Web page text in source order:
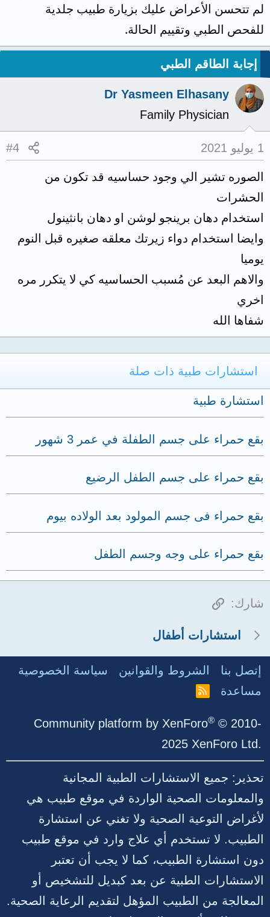
لم تتحسن الأعراض عليك بزيارة طبيب جلدية
للفحص الطبي وتقييم الحالة.
إجابة الطاقم الطبي
Dr Yasmeen Elhasany
Family Physician
1 يوليو 2021 #4
الصوره تشير الي وجود حساسيه قد تكون من
الحشرات
استخدام دهان برينجو لوشن او دهان بانثينول
وايضا استخدام دواء زيرتك معلقه صغيره قبل النوم
يوميا
والاهم البعد عن مُسبب الحساسيه كي لا يتكرر مره
اخري
شفاها الله
استشارات طبية ذات صلة
استشارة طبية
بقع حمراء على جسم الطفلة في عمر 3 شهور
بقع حمراء على جسم الطفل الرضيع
بقع حمراء فى جسم المولود بعد الولاده بيوم
بقع حمراء على وجه وجسم الطفل
شارك: الرابط
استشارات أطفال
إتصل بنا الشروط والقوانين
سياسة الخصوصية
مساعدة
R
Community platform by XenForo® © 2010-
2025 XenForo Ltd.
تحذير: جميع الاستشارات الطبية المجانية
والمعلومات الصحية الواردة في موقع طبيب هي
لأغراض التوعية الصحية ولا تغني عن استشارة
الطبيب. لا تستخدم أي علاج وارد في موقع طبيب
دون استشارة الطبيب، كما لا يجب أن تعتبر
الاستشارات الطبية عن بعد كبديل للتشخيص أو
المعالجة من الطبيب المؤهل لتقديم الرعاية الصحية.